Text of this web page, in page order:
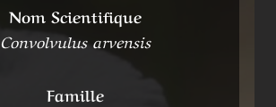
Nom Scientifique
Convolvulus arvensis
Famille